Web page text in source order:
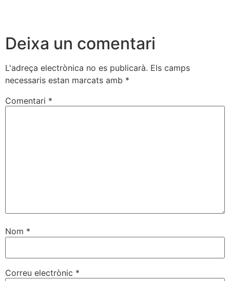
Deixa un comentari
L'adreça electrònica no es publicarà. Els camps
necessaris estan marcats amb *
Comentari *
Nom *
Correu electrònic *